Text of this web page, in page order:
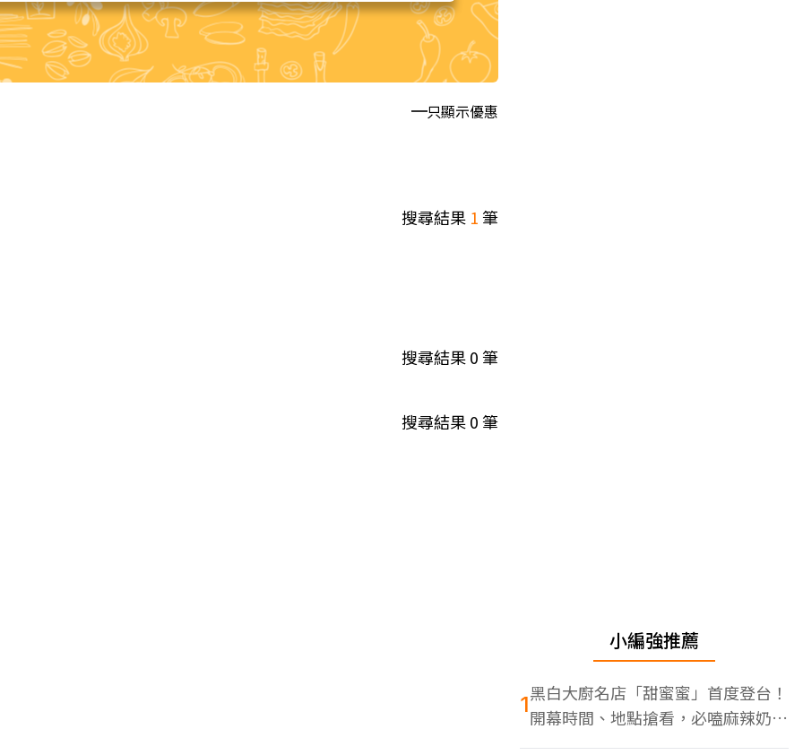
只顯示優惠
搜尋結果 1筆
搜尋結果0筆
搜尋結果0筆
小編強推薦
1黑白大廚名店「甜蜜蜜」首度登台！
開幕時間、地點搶看，必嗑麻辣奶油
蝦